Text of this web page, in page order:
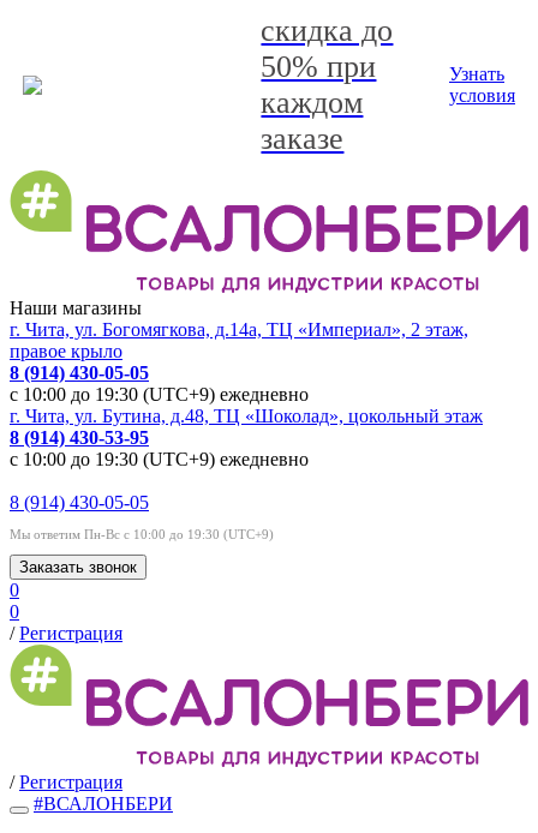
скидка до
50% при
каждом
заказе
Узнать
условия
Наши магазины
г. Чита, ул. Богомягкова, д.14а, ТЦ «Империал», 2 этаж,
правое крыло
8 (914) 430-05-05
с 10:00 до 19:30 (UTC+9) ежедневно
г. Чита, ул. Бутина, д.48, ТЦ «Шоколад», цокольный этаж
8 (914) 430-53-95
с 10:00 до 19:30 (UTC+9) ежедневно
8 (914) 430-05-05
Мы ответим Пн-Вс с 10:00 до 19:30 (UTC+9)
Заказать звонок
0
0
/ Регистрация
/ Регистрация
#ВСАЛОНБЕРИ